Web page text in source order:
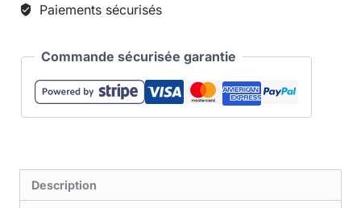
Paiements sécurisés
Commande sécurisée garantie
Description